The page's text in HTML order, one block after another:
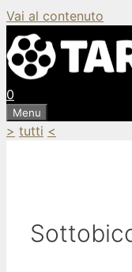
Vai al contenuto
0
Menu
> tutti <